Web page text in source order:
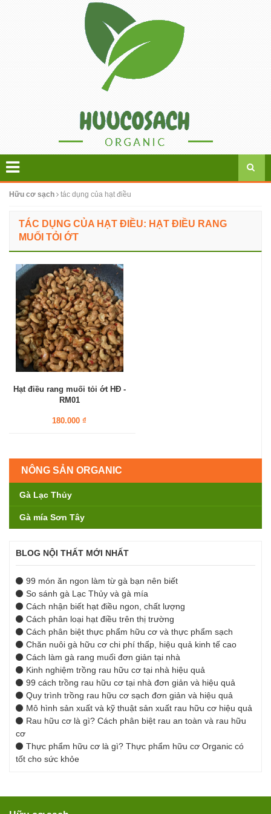
Hữu cơ sạch tác dụng của hạt điều
TÁC DỤNG CỦA HẠT ĐIỀU: HẠT ĐIỀU RANG
MUỐI TỎI ỚT
Hạt điều rang muối tỏi ớt HĐ -
RM01
180.000 ₫
NÔNG SẢN ORGANIC
Gà Lạc Thủy
Gà mía Sơn Tây
BLOG NỘI THẤT MỚI NHẤT
99 món ăn ngon làm từ gà bạn nên biết
So sánh gà Lạc Thủy và gà mía
Cách nhận biết hạt điều ngon, chất lượng
Cách phân loại hạt điều trên thị trường
Cách phân biệt thực phẩm hữu cơ và thực phẩm sạch
Chăn nuôi gà hữu cơ chi phí thấp, hiệu quả kinh tế cao
Cách làm gà rang muối đơn giản tại nhà
Kinh nghiệm trồng rau hữu cơ tại nhà hiệu quả
99 cách trồng rau hữu cơ tại nhà đơn giản và hiệu quả
Quy trình trồng rau hữu cơ sạch đơn giản và hiệu quả
Mô hình sản xuất và kỹ thuật sản xuất rau hữu cơ hiệu quả
Rau hữu cơ là gì? Cách phân biệt rau an toàn và rau hữu
cơ
Thực phẩm hữu cơ là gì? Thực phẩm hữu cơ Organic có
tốt cho sức khỏe